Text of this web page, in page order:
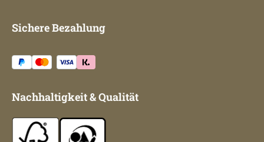
Sichere Bezahlung
Nachhaltigkeit & Qualität